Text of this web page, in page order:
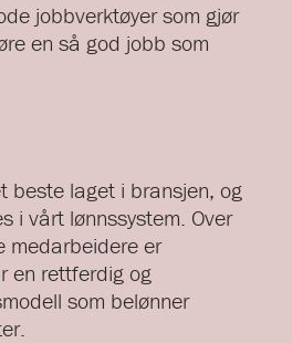
jobbverktøyer som gjør
en så god jobb som
beste laget i bransjen, og
i vårt lønnssystem. Over
medarbeidere er
en rettferdig og
som belønner